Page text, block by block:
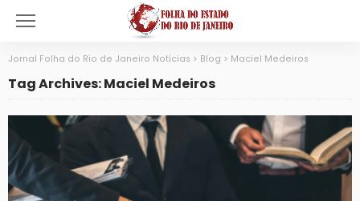
Jornal Folha do Rio de Janeiro Notícias > Blog > Maciel Medeiros
Tag Archives: Maciel Medeiros